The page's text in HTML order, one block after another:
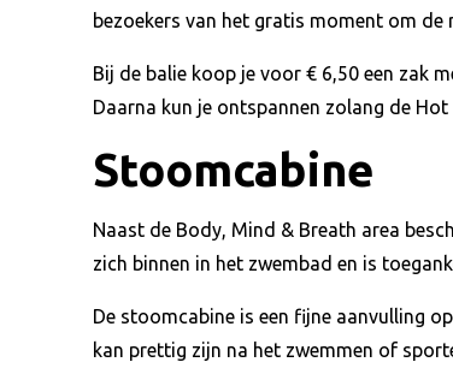
bezoekers van het gratis moment om de
Bij de balie koop je voor € 6,50 een zak
Daarna kun je ontspannen zolang de
Stoomcabine
Naast de Body, Mind & Breath area
zich binnen in het zwembad en is
De stoomcabine is een fijne aanvulling
kan prettig zijn na het zwemmen of